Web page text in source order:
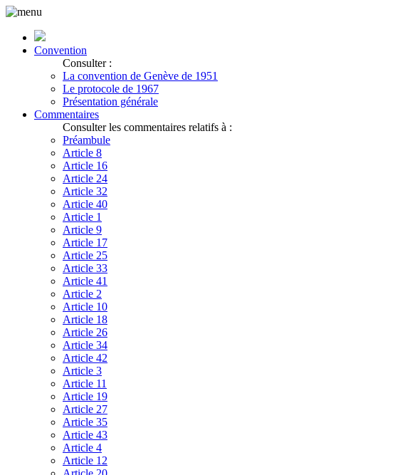
Convention
Consulter :
La convention de Genève de 1951
Le protocole de 1967
Présentation générale
Commentaires
Consulter les commentaires relatifs à :
Préambule
Article 8
Article 16
Article 24
Article 32
Article 40
Article 1
Article 9
Article 17
Article 25
Article 33
Article 41
Article 2
Article 10
Article 18
Article 26
Article 34
Article 42
Article 3
Article 11
Article 19
Article 27
Article 35
Article 43
Article 4
Article 12